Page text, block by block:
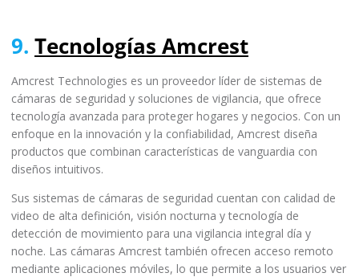
9. Tecnologías Amcrest
Amcrest Technologies es un proveedor líder de sistemas de
cámaras de seguridad y soluciones de vigilancia, que ofrece
tecnología avanzada para proteger hogares y negocios. Con un
enfoque en la innovación y la confiabilidad, Amcrest diseña
productos que combinan características de vanguardia con
diseños intuitivos.
Sus sistemas de cámaras de seguridad cuentan con calidad de
video de alta definición, visión nocturna y tecnología de
detección de movimiento para una vigilancia integral día y
noche. Las cámaras Amcrest también ofrecen acceso remoto
mediante aplicaciones móviles, lo que permite a los usuarios ver